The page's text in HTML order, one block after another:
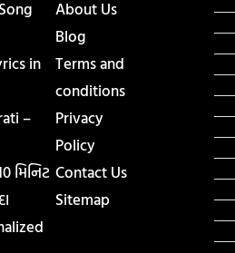
in
–
મિનિટ
About Us
Blog
Terms and
conditions
Privacy
Policy
Contact Us
Sitemap